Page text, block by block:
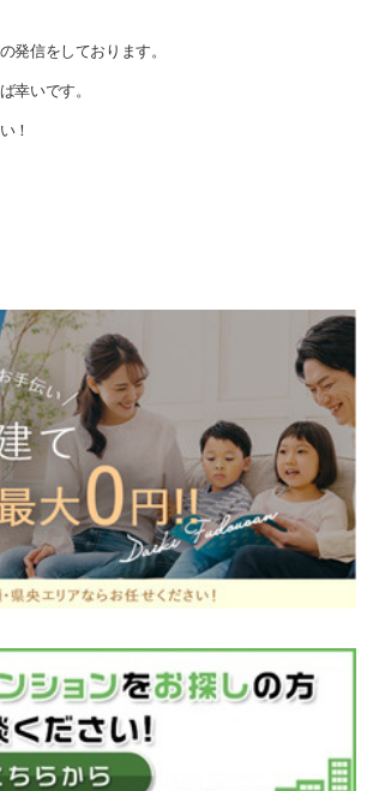
発信をしております。
幸いです。
！